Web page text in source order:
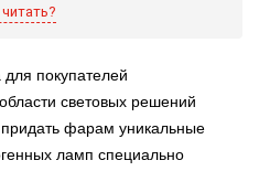
покупателей
световых решений
фарам уникальные
ламп специально